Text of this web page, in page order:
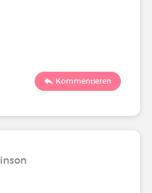
Kommentieren